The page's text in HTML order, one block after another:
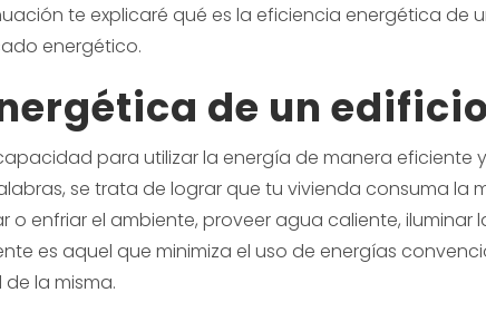
te explicaré qué es la eficiencia energética de
energético.
de un edificio
para utilizar la energía de manera eficiente
se trata de lograr que tu vivienda consuma la
enfriar el ambiente, proveer agua caliente, iluminar
es aquel que minimiza el uso de energías
la misma.